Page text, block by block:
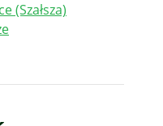
(Szałsza)